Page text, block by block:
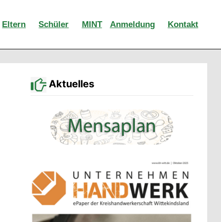
Eltern Schüler MINT Anmeldung Kontakt
Aktuelles